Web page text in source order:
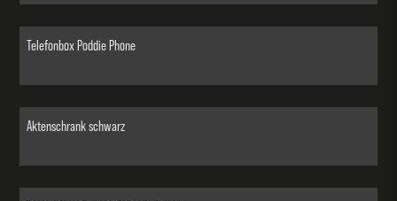
Telefonbox Poddie Phone
Aktenschrank schwarz